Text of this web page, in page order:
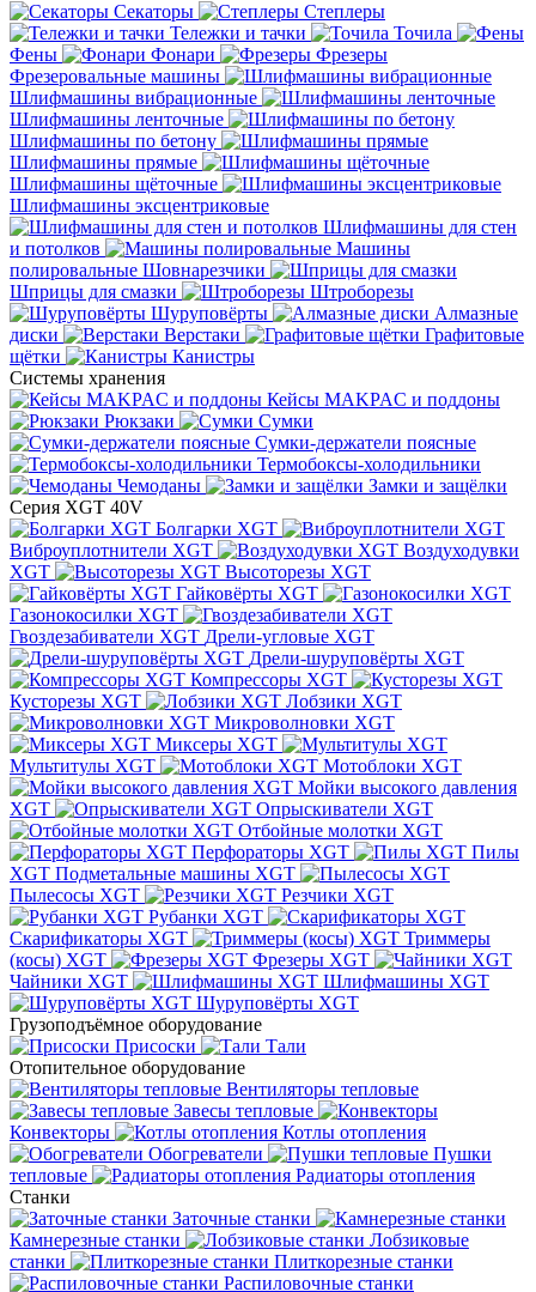
Секаторы
Степлеры
Тележки и тачки
Точила
Фены
Фонари
Фрезеры
Фрезеровальные машины
Шлифмашины вибрационные
Шлифмашины ленточные
Шлифмашины по бетону
Шлифмашины прямые
Шлифмашины щёточные
Шлифмашины эксцентриковые
Шлифмашины для стен
и потолков
Машины
полировальные Шовнарезчики
Шприцы для смазки
Штроборезы
Шуруповёрты
Алмазные
диски
Верстаки
Графитовые
щётки
Канистры
Системы хранения
Кейсы MAKPAC и поддоны
Рюкзаки
Сумки
Сумки-держатели поясные
Термобоксы-холодильники
Чемоданы
Замки и защёлки
Серия XGT 40V
Болгарки XGT
Виброуплотнители XGT
Воздуходувки
XGT
Высоторезы XGT
Гайковёрты XGT
Газонокосилки XGT
Гвоздезабиватели XGT Дрели-угловые XGT
Дрели-шуруповёрты XGT
Компрессоры XGT
Кусторезы XGT
Лобзики XGT
Микроволновки XGT
Миксеры XGT
Мультитулы XGT
Мотоблоки XGT
Мойки высокого давления
XGT
Опрыскиватели XGT
Отбойные молотки XGT
Перфораторы XGT
Пилы
XGT Подметальные машины XGT
Пылесосы XGT
Резчики XGT
Рубанки XGT
Скарификаторы XGT
Триммеры
(косы) XGT
Фрезеры XGT
Чайники XGT
Шлифмашины XGT
Шуруповёрты XGT
Грузоподъёмное оборудование
Присоски
Тали
Отопительное оборудование
Вентиляторы тепловые
Завесы тепловые
Конвекторы
Котлы отопления
Обогреватели
Пушки
тепловые
Радиаторы отопления
Станки
Заточные станки
Камнерезные станки
Лобзиковые
станки
Плиткорезные станки
Распиловочные станки